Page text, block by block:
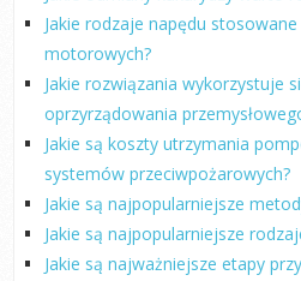
Jakie rodzaje napędu stosowane
motorowych?
Jakie rozwiązania wykorzystuje
oprzyrządowania
Jakie są koszty utrzymania
systemów przeciwpożarowych?
Jakie są najpopularniejsze
Jakie są najpopularniejsze
Jakie są najważniejsze etapy